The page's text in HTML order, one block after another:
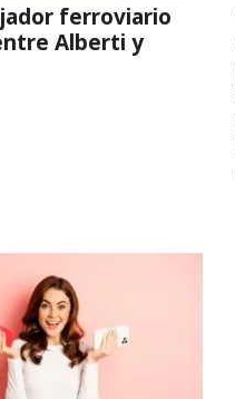
ferroviario
Alberti y